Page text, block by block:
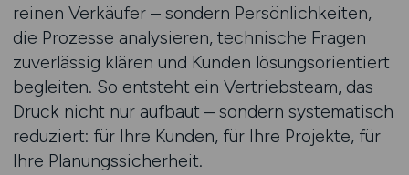
reinen Verkäufer – sondern Persönlichkeiten,
die Prozesse analysieren, technische Fragen
zuverlässig klären und Kunden lösungsorientiert
begleiten. So entsteht ein Vertriebsteam, das
Druck nicht nur aufbaut – sondern systematisch
reduziert: für Ihre Kunden, für Ihre Projekte, für
Ihre Planungssicherheit.